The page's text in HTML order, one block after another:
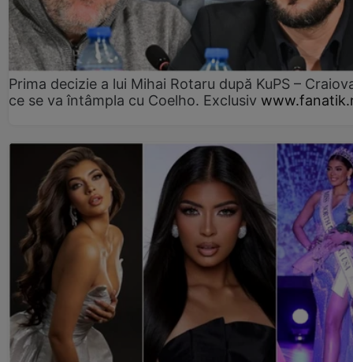
Prima decizie a lui Mihai Rotaru după KuPS –
ce se va întâmpla cu Coelho. Exclusiv